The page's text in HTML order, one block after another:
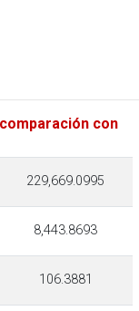
con
229,669.0995
8,443.8693
106.3881